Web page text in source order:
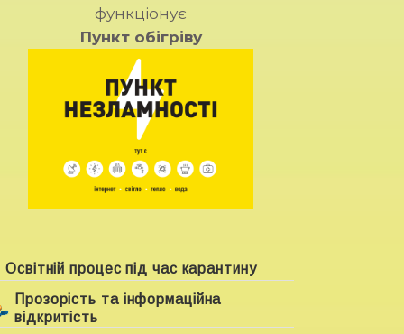
функціонує
Пункт обігріву
Освітній процес під час карантину
Прозорість та інформаційна
відкритість